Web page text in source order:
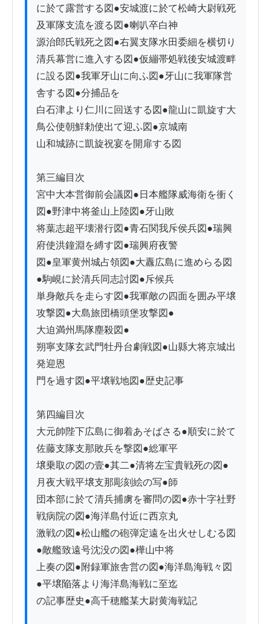
に於て露営する図●安城渡に於て松崎大尉戦死
及軍隊支流を渡る図●喇叭卒白神
源治郎氏戦死之図●右翼支隊水田委細を横切り
清兵幕営に進入する図●仮繃帯処戦後安城渡畔
に設る図●我軍牙山に向ふ図●牙山に我軍隊営
舎する図●分捕品を
白石津より仁川に回送する図●龍山に凱旋す大
鳥公使朝鮮勅使出て迎ふ図●京城南
山和城跡に凱旋祝宴を開扉する図
第三編目次
宮中大本営御前会議図●日本艦隊威海衛を衝く
図●野津中将釜山上陸図●牙山敗
将葉志超平壊潜行図●青石関我斥侯兵図●瑞興
府使洪鐘淵を縛す図●瑞興府夜警
図●皇軍黄州城占領図●大纛広島に進めらる図
●駒峴に於清兵同志討図●斥候兵
単身敵兵を走らす図●我軍敵の四面を囲み平壌
攻撃図●大島旅団橋頭堡攻撃図●
大迫満州馬隊塵殺図●
朔寧支隊玄武門牡丹台劇戦図●山縣大将京城出
発迎恩
門を過す図●平壌戦地図●歴史記事
第四編目次
大元帥陛下広島に御着あそばさる●順安に於て
佐藤支隊支那敗兵を撃図●総軍平
壌乗取の図の壹●其二●清将左宝貴戦死の図●
月夜大戦平壌支那彫刻絵の写●師
団本部に於て清兵捕虜を審問の図●赤十字社野
戦病院の図●海洋島付近に西京丸
激戦の図●松山艦の砲弾定遠を出火せしむる図
●敵艦致遠号沈没の図●樺山中将
上奏の図●附録軍旅舎営の図●海洋島海戦々図
●平壌陥落より海洋島海戦に至迄
の記事歴史●高千穂艦某大尉黄海戦記